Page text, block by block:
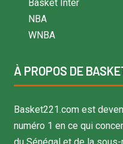
Basket Inter
NBA
WNBA
À PROPOS DE
Basket221.com est
numéro 1 en ce qui